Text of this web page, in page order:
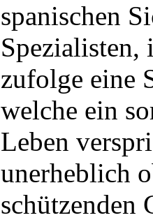
spanischen
Spezialisten,
zufolge eine
welche ein
Leben
unerheblich
schützenden